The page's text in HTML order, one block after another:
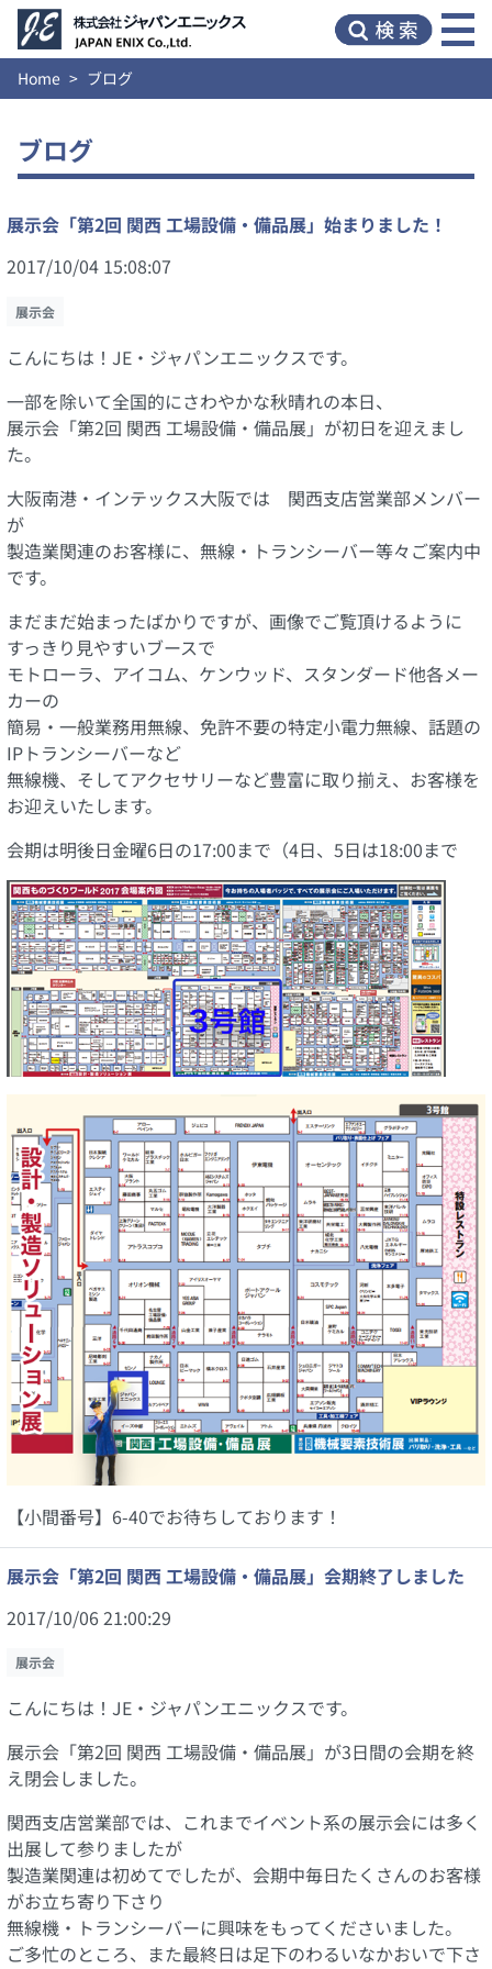
Home ブログ
ブログ
展示会「第2回 関西 工場設備・備品展」始まりました！
2017/10/04 15:08:07
展示会
こんにちは！JE・ジャパンエニックスです。
一部を除いて全国的にさわやかな秋晴れの本日、
展示会「第2回 関西 工場設備・備品展」が初日を迎えまし
た。
大阪南港・インテックス大阪では 関西支店営業部メンバー
が
製造業関連のお客様に、無線・トランシーバー等々ご案内中
です。
まだまだ始まったばかりですが、画像でご覧頂けるように
すっきり見やすいブースで
モトローラ、アイコム、ケンウッド、スタンダード他各メー
カーの
簡易・一般業務用無線、免許不要の特定小電力無線、話題の
IPトランシーバーなど
無線機、そしてアクセサリーなど豊富に取り揃え、お客様を
お迎えいたします。
会期は明後日金曜6日の17:00まで（4日、5日は18:00まで
【小間番号】 6-40でお待ちしております！
展示会「第2回 関西 工場設備・備品展」会期終了しました
2017/10/06 21:00:29
展示会
こんにちは！JE・ジャパンエニックスです。
展示会「第2回 関西 工場設備・備品展」が3日間の会期を終
え閉会しました。
関西支店営業部では、これまでイベント系の展示会には多く
出展して参りましたが
製造業関連は初めてでしたが、会期中毎日たくさんのお客様
がお立ち寄り下さり
無線機・トランシーバーに興味をもってくださいました。
ご多忙のところ、また最終日は足下のわるいなかおいで下さ